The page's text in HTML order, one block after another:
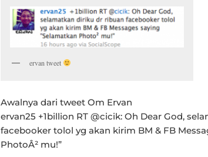
ervan tweet
Awalnya dari tweet Om Ervan
ervan25 +1billion RT @cicik: Oh Dear God,
facebooker tolol yg akan kirim BM & FB
PhotoÂ² mu!”